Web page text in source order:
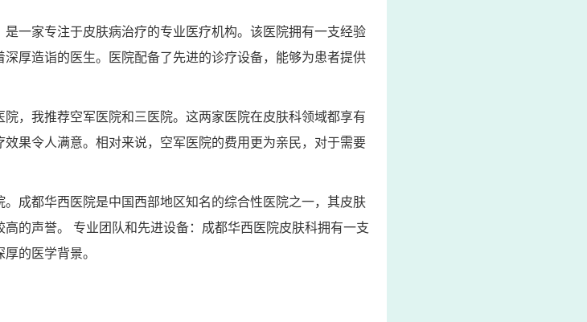
一家专注于皮肤病治疗的专业医疗机构。该医院拥有一支经验
厚造诣的医生。医院配备了先进的诊疗设备，能够为患者提供
，我推荐空军医院和三医院。这两家医院在皮肤科领域都享有
果令人满意。相对来说，空军医院的费用更为亲民，对于需要
成都华西医院是中国西部地区知名的综合性医院之一，其皮肤
的声誉。 专业团队和先进设备：成都华西医院皮肤科拥有一支
的医学背景。